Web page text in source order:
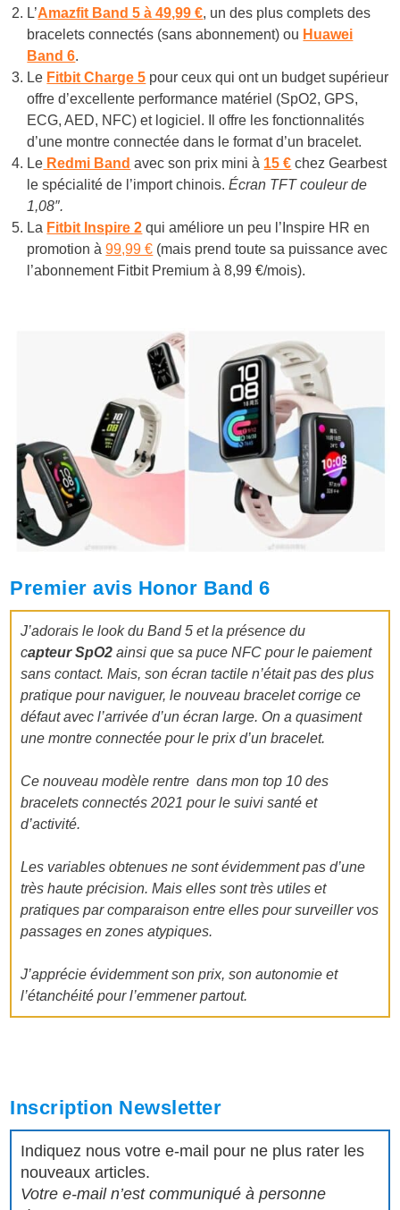
L’Amazfit Band 5 à 49,99 €, un des plus complets des
bracelets connectés (sans abonnement) ou Huawei
Band 6.
Le Fitbit Charge 5 pour ceux qui ont un budget supérieur
offre d’excellente performance matériel (SpO2, GPS,
ECG, AED, NFC) et logiciel. Il offre les fonctionnalités
d’une montre connectée dans le format d’un bracelet.
Le Redmi Band avec son prix mini à 15 € chez Gearbest
le spécialité de l’import chinois.Écran TFT couleur de
1,08″.
La Fitbit Inspire 2 qui améliore un peu l’Inspire HR en
promotion à99,99 € (mais prend toute sa puissance avec
l’abonnement Fitbit Premium à 8,99 €/mois).
Premier avis Honor Band 6
J’adorais le look du Band 5 et la présence du
capteur SpO2ainsi que sa puce NFC pour le paiement
sans contact. Mais, son écran tactile n’était pas des plus
pratique pour naviguer, le nouveau bracelet corrige ce
défaut avec l’arrivée d’un écran large. On a quasiment
une montre connectée pour le prix d’un bracelet.
Ce nouveau modèle rentre dans mon top 10 des
bracelets connectés 2021 pour le suivi santé et
d’activité.
Les variables obtenues ne sont évidemment pas d’une
très haute précision. Mais elles sont très utiles et
pratiques par comparaison entre elles pour surveiller vos
passages en zones atypiques.
J’apprécie évidemment son prix, son autonomie et
l’étanchéité pour l’emmener partout.
Inscription Newsletter
Indiquez nous votre e-mail pour ne plus rater les
nouveaux articles.
Votre e-mail n’est communiqué à personne